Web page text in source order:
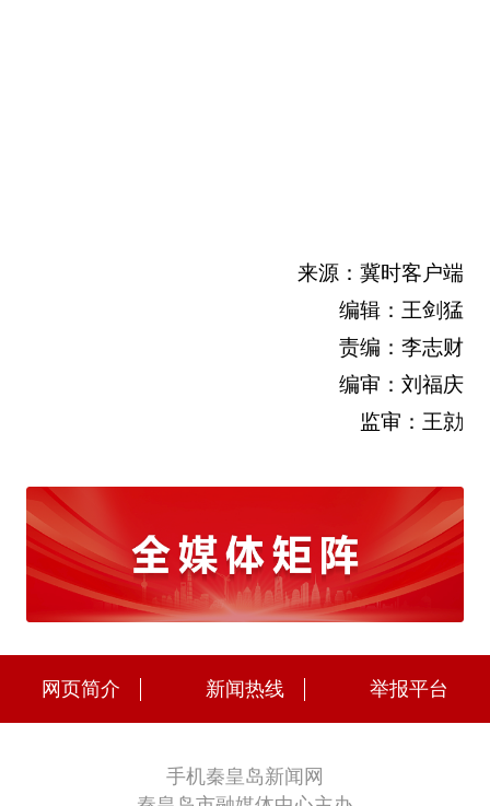
来源：冀时客户端
编辑：王剑猛
责编：李志财
编审：刘福庆
监审：王勍
网页简介 新闻热线 举报平台
手机秦皇岛新闻网